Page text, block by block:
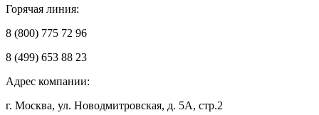
Горячая линия:
8 (800) 775 72 96
8 (499) 653 88 23
Адрес компании:
г. Москва, ул. Новодмитровская, д. 5А, стр.2